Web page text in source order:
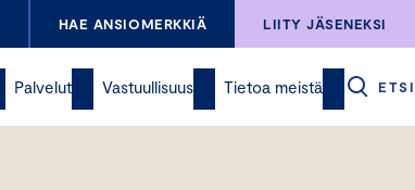
HAE ANSIOMERKKIÄ LIITY JÄSENEKSI
Palvelut Vastuullisuus Tietoa meistä ETSI